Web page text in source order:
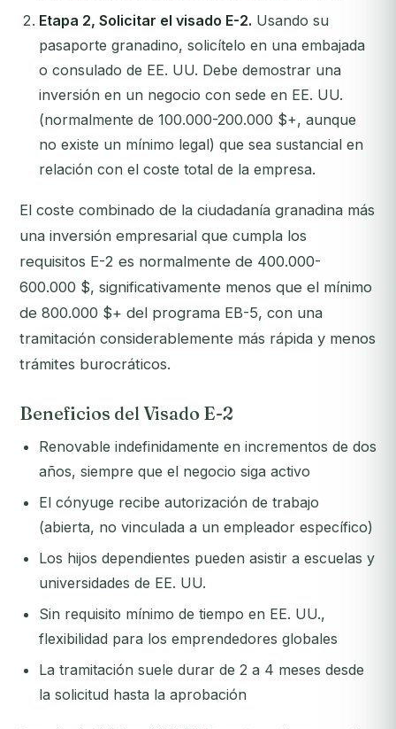
Etapa 2, Solicitar el visado E-2. Usando su
pasaporte granadino, solicítelo en una embajada
o consulado de EE. UU. Debe demostrar una
inversión en un negocio con sede en EE. UU.
(normalmente de 100.000-200.000 $+, aunque
no existe un mínimo legal) que sea sustancial en
relación con el coste total de la empresa.
El coste combinado de la ciudadanía granadina más
una inversión empresarial que cumpla los
requisitos E-2 es normalmente de 400.000-
600.000 $, significativamente menos que el mínimo
de 800.000 $+ del programa EB-5, con una
tramitación considerablemente más rápida y menos
trámites burocráticos.
Beneficios del Visado E-2
Renovable indefinidamente en incrementos de dos
años, siempre que el negocio siga activo
El cónyuge recibe autorización de trabajo
(abierta, no vinculada a un empleador específico)
Los hijos dependientes pueden asistir a escuelas y
universidades de EE. UU.
Sin requisito mínimo de tiempo en EE. UU.,
flexibilidad para los emprendedores globales
La tramitación suele durar de 2 a 4 meses desde
la solicitud hasta la aprobación